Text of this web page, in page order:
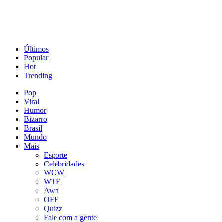
Últimos
Popular
Hot
Trending
Pop
Viral
Humor
Bizarro
Brasil
Mundo
Mais
Esporte
Celebridades
WOW
WTF
Awn
OFF
Quizz
Fale com a gente